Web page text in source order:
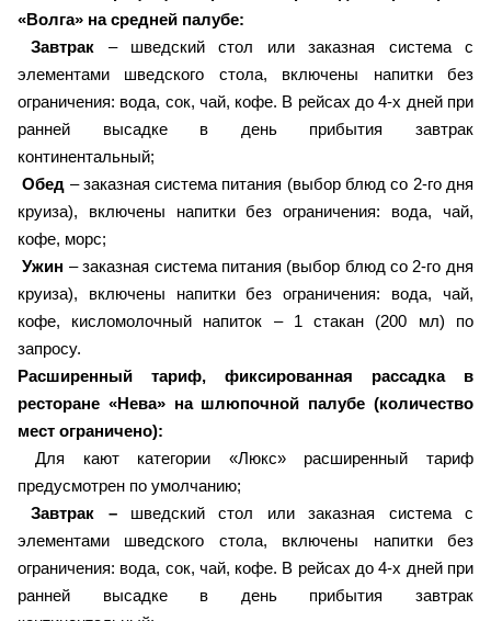
«Волга» на средней палубе:
Завтрак – шведский стол или заказная система с
элементами шведского стола, включены напитки без
ограничения: вода, сок, чай, кофе. В рейсах до 4-х дней при
ранней высадке в день прибытия завтрак
континентальный;
Обед – заказная система питания (выбор блюд со 2-го дня
круиза), включены напитки без ограничения: вода, чай,
кофе, морс;
Ужин – заказная система питания (выбор блюд со 2-го дня
круиза), включены напитки без ограничения: вода, чай,
кофе, кисломолочный напиток – 1 стакан (200 мл) по
запросу.
Расширенный тариф, фиксированная рассадка в
ресторане «Нева» на шлюпочной палубе (количество
мест ограничено):
Для кают категории «Люкс» расширенный тариф
предусмотрен по умолчанию;
Завтрак –шведский стол или заказная система с
элементами шведского стола, включены напитки без
ограничения: вода, сок, чай, кофе. В рейсах до 4-х дней при
ранней высадке в день прибытия завтрак